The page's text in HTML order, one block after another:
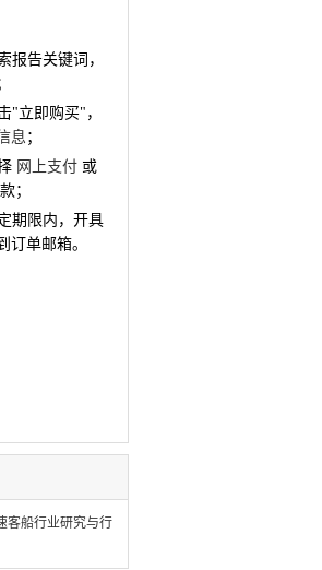
报告关键词，
"立即购买"，
息 ；
网上支付 或
；
期限内，开具
订单邮箱。
客船行业研究与行